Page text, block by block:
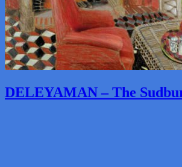
DELEYAMAN – The